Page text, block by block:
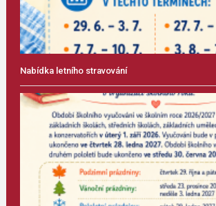
Nabídka letního stravování